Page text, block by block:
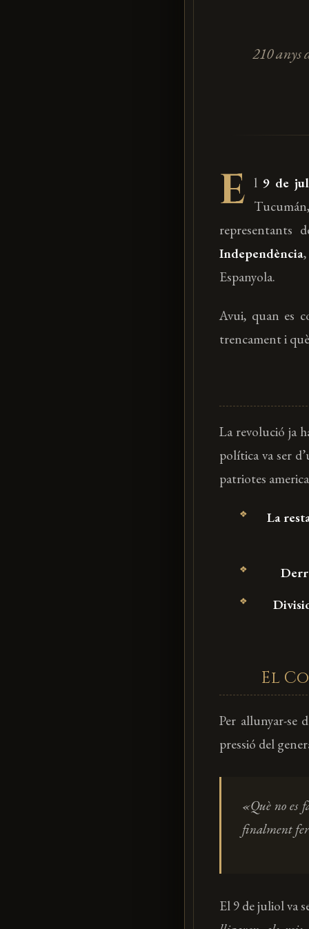
210 anys
E l 9 de
representants
Independència
Espanyola.
Avui, quan es
trencament i
La revolució ja
política va ser
patriotes
La
El
Per allunyar-se
pressió del
«Què no es
finalment fer
El 9 de juliol va